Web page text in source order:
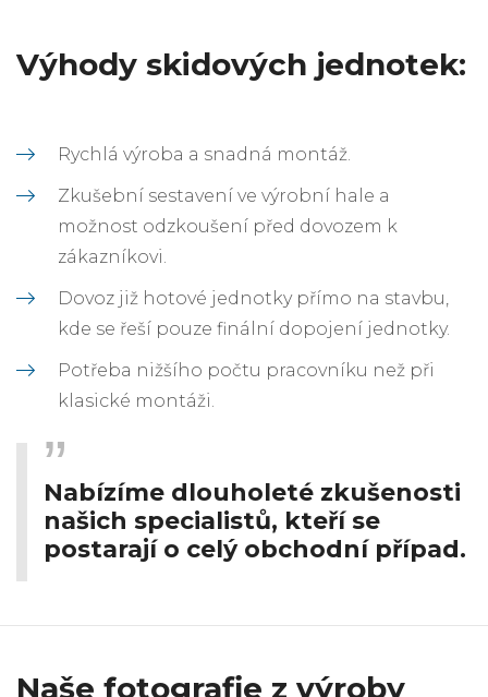
Výhody skidových jednotek:
Rychlá výroba a snadná montáž.
Zkušební sestavení ve výrobní hale a
možnost odzkoušení před dovozem k
zákazníkovi.
Dovoz již hotové jednotky přímo na stavbu,
kde se řeší pouze finální dopojení jednotky.
Potřeba nižšího počtu pracovníku než při
klasické montáži.
Nabízíme dlouholeté zkušenosti
našich specialistů, kteří se
postarají o celý obchodní případ.
Naše fotografie z výroby